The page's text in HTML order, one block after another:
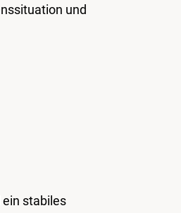
und
stabiles